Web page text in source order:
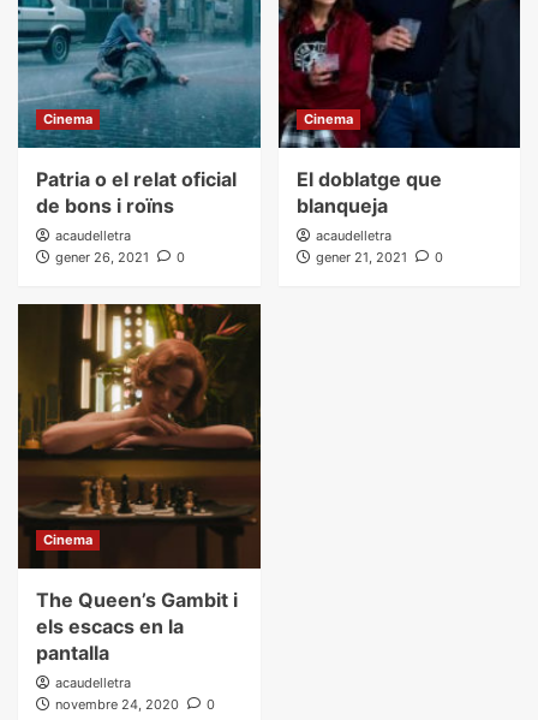
Cinema
Patria o el relat oficial
de bons i roïns
acaudelletra
gener 26, 2021
0
Cinema
El doblatge que
blanqueja
acaudelletra
gener 21, 2021
0
Cinema
The Queen’s Gambit i
els escacs en la
pantalla
acaudelletra
novembre 24, 2020
0